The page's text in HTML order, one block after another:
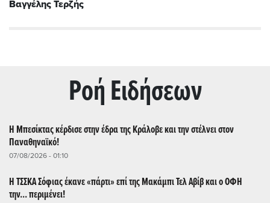
Βαγγέλης Τερζής
Ρoή Ειδήσεων
Η Μπεσίκτας κέρδισε στην έδρα της Κράλοβε και την στέλνει στον
Παναθηναϊκό!
07/08/2026 - 01:10
Η ΤΣΣΚΑ Σόφιας έκανε «πάρτι» επί της Μακάμπι Τελ Αβίβ και ο ΟΦΗ
την... περιμένει!